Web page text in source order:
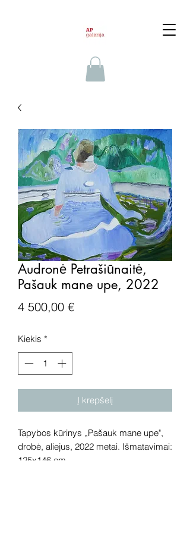
Audronė Petrašiūnaitė,
Pašauk mane upe, 2022
4 500,00 €Price
Kiekis *
Į krepšelį
Tapybos kūrinys „Pašauk mane upe",
drobė, aliejus, 2022 metai. Išmatavimai:
125x146 cm.